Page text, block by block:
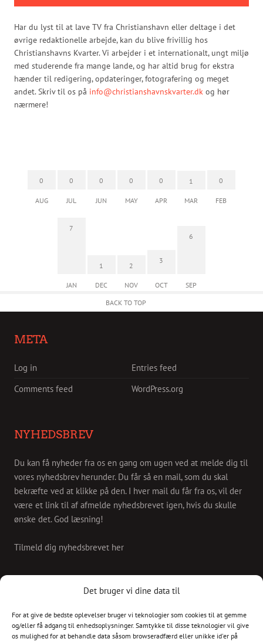
Det bruger vi dine data til
For at give de bedste oplevelser bruger vi teknologier som cookies til at gemme
og/eller få adgang til enhedsoplysninger. Samtykke til disse teknologier vil give
os mulighed for at behandle data såsom browseradfærd eller unikke id'er på
Har du lyst til at lave TV fra Christianshavn eller deltage i det
øvrige redaktionelle arbejde, kan du blive frivillig hos
Christianshavns Kvarter. Vi arbejder i et internationalt, ungt miljø
med studerende fra mange lande, og har altid brug for ekstra
hænder til redigering, opdateringer, fotografering og meget
andet. Skriv til os på info@christianshavnskvarter.dk og hør
nærmere!
0
AUG
0
JUL
0
JUN
0
MAY
0
APR
1
MAR
0
FEB
7
JAN
1
DEC
2
NOV
3
OCT
6
SEP
BACK TO TOP
META
Log in
Entries feed
Comments feed
WordPress.org
NYHEDSBREV
Du kan få nyheder fra os en gang om ugen ved at melde dig til
vores nyhedsbrev herunder. Du får så en mail, som du skal
bekræfte ved at klikke på den. I hver mail du får fra os, vil der
være et link til af afmelde nyhedsbrevet igen, hvis du skulle
ønske det. God læsning!
Tilmeld dig nyhedsbrevet her
Skriv til os på
info@christianshavnskvarter.dk